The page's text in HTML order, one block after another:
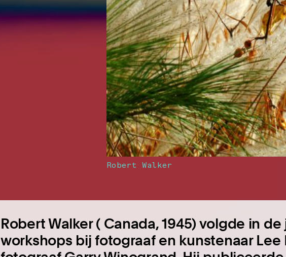
Robert Walker
Robert Walker ( Canada, 1945) volgde in
workshops bij fotograaf en kunstenaar Lee